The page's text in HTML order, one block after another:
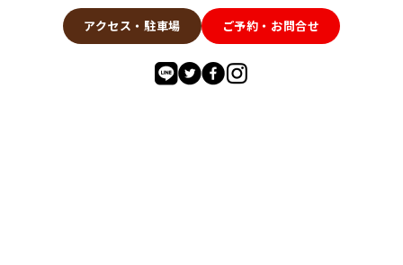
アクセス・駐車場 ご予約・お問合せ